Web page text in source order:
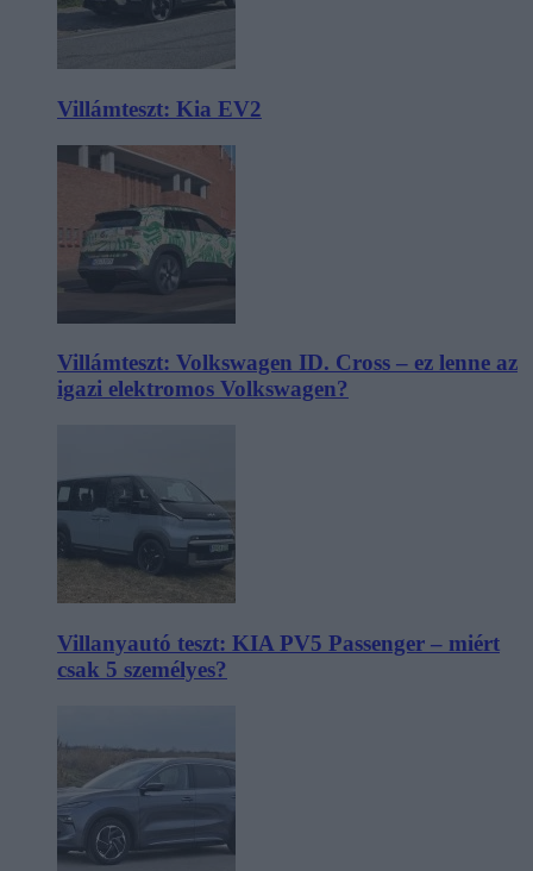
Villámteszt: Kia EV2
Villámteszt: Volkswagen ID. Cross – ez lenne az
igazi elektromos Volkswagen?
Villanyautó teszt: KIA PV5 Passenger – miért
csak 5 személyes?